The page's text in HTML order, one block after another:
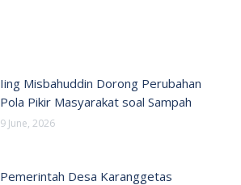
Iing Misbahuddin Dorong Perubahan
Pola Pikir Masyarakat soal Sampah
9 June, 2026
Pemerintah Desa Karanggetas